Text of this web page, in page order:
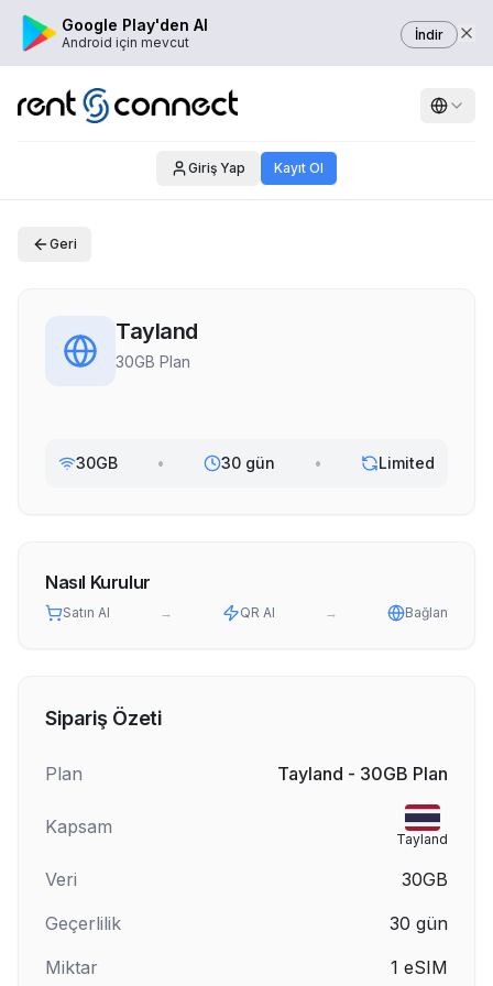
Google Play'den Al
Android için mevcut İndir
Giriş Yap Kayıt Ol
Geri
Tayland
30GB Plan
30GB • 30 gün • Limited
Nasıl Kurulur
Satın Al → QR Al → Bağlan
Sipariş Özeti
Plan Tayland - 30GB Plan
Kapsam
Tayland
Veri
30GB
Geçerlilik
30 gün
Miktar
1 eSIM